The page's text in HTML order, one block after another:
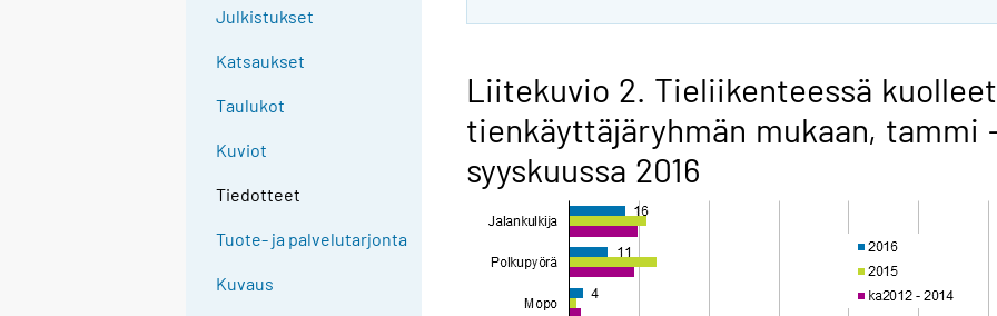
Julkistukset
Katsaukset
Taulukot
Kuviot
Tiedotteet
Tuote- ja palvelutarjonta
Kuvaus
Liitekuvio 2. Tieliikenteessä kuolleet
tienkäyttäjäryhmän mukaan, tammi
syyskuussa 2016